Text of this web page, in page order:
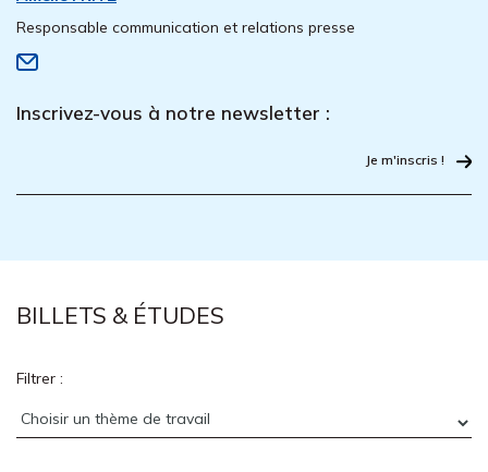
Responsable communication et relations presse
Inscrivez-vous à notre newsletter :
Je m'inscris !
BILLETS & ÉTUDES
Filtrer :